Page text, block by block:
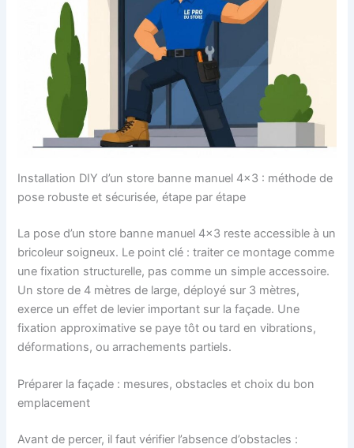
Installation DIY d’un store banne manuel 4×3 : méthode de
pose robuste et sécurisée, étape par étape
La pose d’un store banne manuel 4×3 reste accessible à un
bricoleur soigneux. Le point clé : traiter ce montage comme
une fixation structurelle, pas comme un simple accessoire.
Un store de 4 mètres de large, déployé sur 3 mètres,
exerce un effet de levier important sur la façade. Une
fixation approximative se paye tôt ou tard en vibrations,
déformations, ou arrachements partiels.
Préparer la façade : mesures, obstacles et choix du bon
emplacement
Avant de percer, il faut vérifier l’absence d’obstacles :